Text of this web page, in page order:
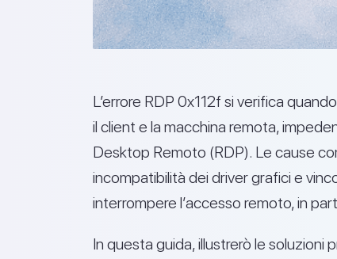
L’errore RDP 0x112f si verifica
il client e la macchina remota,
Desktop Remoto (RDP). Le cause
incompatibilità dei driver grafici e
interrompere l’accesso remoto, in
In questa guida, illustrerò le soluzioni